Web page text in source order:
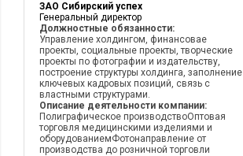
ЗАО Сибирский успех
Генеральный директор
Должностные обязанности:
Управление холдингом, финансовае
проекты, социальные проекты, творческие
проекты по фотографии и издательству,
построение структуры холдинга, заполнение
ключевых кадровых позиций, связь с
властными структурами.
Описание деятельности компании:
Полиграфическое производствоОптовая
торговля медицинскими изделиями и
оборудованиемФотонаправление от
производства до розничной торговли